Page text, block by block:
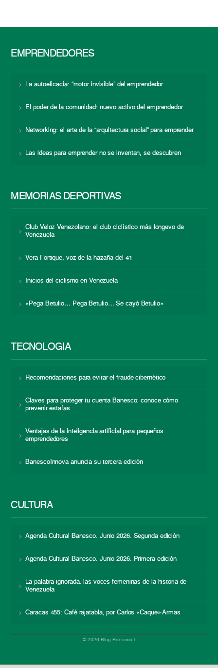
EMPRENDEDORES
La autoeficacia: “motor invisible” del emprendedor
El poder de la comunidad: nuevo activo del emprendedor
Networking: el arte de la “arquitectura social” para emprender
Las ideas para emprender no se inventan, se descubren
MEMORIAS DEPORTIVAS
Club Veloz Venezolano: el club ciclístico más longevo de
Venezuela
Vera Fortique: voz de la hazaña del 41
Inicios del ciclismo en Venezuela
«Pega Betulio… Pega Betulio… Se cayó Betulio»
TECNOLOGÍA
Recomendaciones para evitar el fraude cibernético
Claves para proteger tu cuenta Banesco: conoce cómo
prevenir estafas
Ventajas de la inteligencia artificial para pequeños
emprendedores
BanescoInnova anuncia su tercera edición
CULTURA
Agenda Cultural Banesco. Junio 2026. Segunda edición
Agenda Cultural Banesco. Junio 2026. Primera edición
La palabra ignorada: las voces femeninas de la historia de
Venezuela
Caracas 455: Café rajatabla, por Carlos «Caque» Armas
© 2026 Blog Banesco |